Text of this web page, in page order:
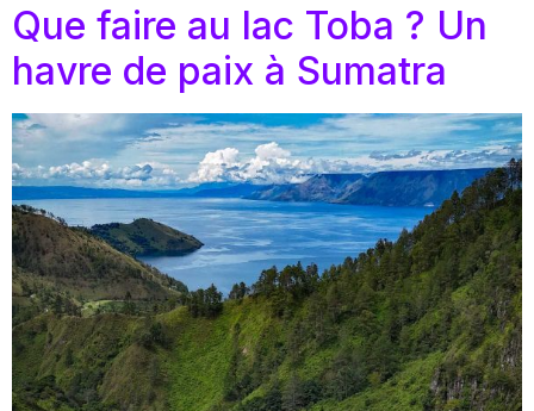
Que faire au lac Toba ? Un
havre de paix à Sumatra